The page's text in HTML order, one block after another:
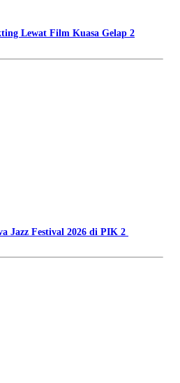
Lewat Film Kuasa Gelap 2
Jazz Festival 2026 di PIK 2